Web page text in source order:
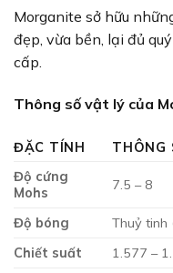
Morganite sở hữu
đẹp, vừa bền, lại đủ
cấp.
Thông số vật lý của
ĐẶC TÍNH
THÔNG
Độ cứng
Mohs
7.5 – 8
Độ bóng
Thuỷ tinh
Chiết suất
1.577 –